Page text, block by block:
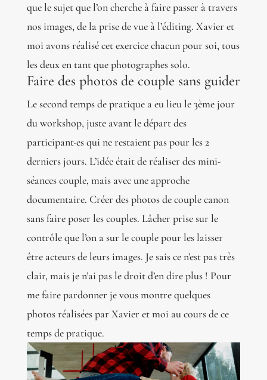
que le sujet que l’on cherche à faire passer à travers
nos images, de la prise de vue à l’éditing. Xavier et
moi avons réalisé cet exercice chacun pour soi, tous
les deux en tant que photographes solo.
Faire des photos de couple sans guider
Le second temps de pratique a eu lieu le 3ème jour
du workshop, juste avant le départ des
participant·es qui ne restaient pas pour les 2
derniers jours. L’idée était de réaliser des mini-
séances couple, mais avec une approche
documentaire. Créer des photos de couple canon
sans faire poser les couples. Lâcher prise sur le
contrôle que l’on a sur le couple pour les laisser
être acteurs de leurs images. Je sais ce n’est pas très
clair, mais je n’ai pas le droit d’en dire plus ! Pour
me faire pardonner je vous montre quelques
photos réalisées par Xavier et moi au cours de ce
temps de pratique.